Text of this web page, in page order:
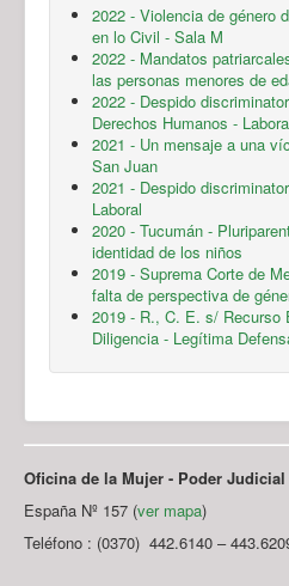
2022 - Violencia de género
en lo Civil - Sala M
2022 - Mandatos
las personas menores de
2022 - Despido
Derechos Humanos -
2021 - Un mensaje a una
San Juan
2021 - Despido
Laboral
2020 - Tucumán -
identidad de los niños
2019 - Suprema Corte de
falta de perspectiva de
2019 - R., C. E. s/ Recurso
Diligencia - Legítima
Oficina de la Mujer - Poder
España Nº 157 (ver mapa)
Teléfono : (0370) 442.6140 –